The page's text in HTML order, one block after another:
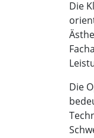
Die
Die